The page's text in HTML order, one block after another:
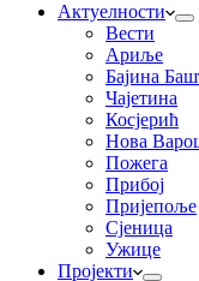
Актуелности
Вести
Ариље
Бајина
Чајетина
Косјерић
Нова
Пожега
Прибој
Пријепоље
Сјеница
Ужице
Пројекти